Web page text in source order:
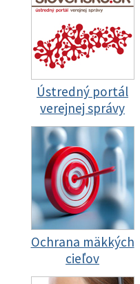
Ústredný portál
verejnej správy
Ochrana mäkkých
cieľov